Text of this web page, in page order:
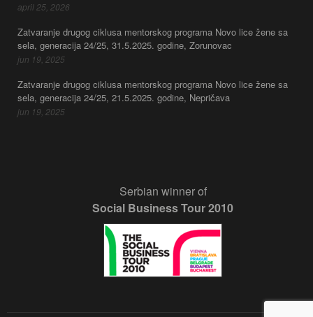
april 25, 2026
Zatvaranje drugog ciklusa mentorskog programa Novo lice žene sa
sela, generacija 24/25, 31.5.2025. godine, Zorunovac
jun 19, 2025
Zatvaranje drugog ciklusa mentorskog programa Novo lice žene sa
sela, generacija 24/25, 21.5.2025. godine, Nepričava
jun 19, 2025
Serbian winner of
Social Business Tour 2010